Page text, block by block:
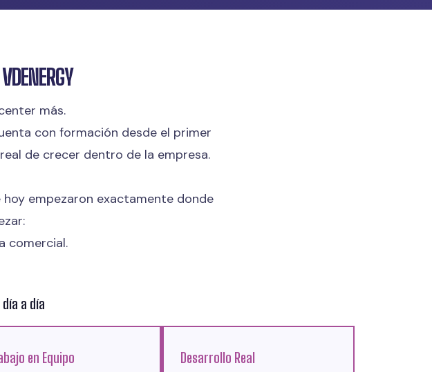
más.
con formación desde el primer
de crecer dentro de la empresa.
empezaron exactamente donde
comercial.
a día
en Equipo Desarrollo Real